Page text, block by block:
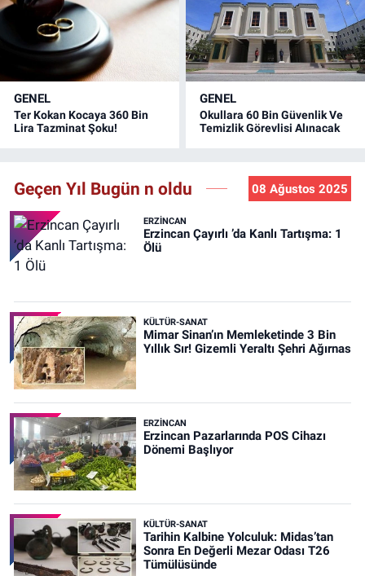
GENEL
Ter Kokan Kocaya 360 Bin
Lira Tazminat Şoku!
GENEL
Okullara 60 Bin Güvenlik Ve
Temizlik Görevlisi Alınacak
Geçen Yıl Bugün n oldu 08 Ağustos 2025
ERZINCAN
Erzincan Çayırlı ’da Kanlı Tartışma: 1
Ölü
KÜLTÜR-SANAT
Mimar Sinan’ın Memleketinde 3 Bin
Yıllık Sır! Gizemli Yeraltı Şehri Ağırnas
ERZINCAN
Erzincan Pazarlarında POS Cihazı
Dönemi Başlıyor
KÜLTÜR-SANAT
Tarihin Kalbine Yolculuk: Midas’tan
Sonra En Değerli Mezar Odası T26
Tümülüsünde